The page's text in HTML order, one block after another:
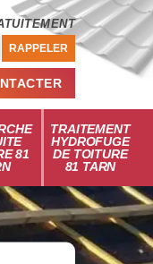
81
TRAITEMENT
HYDROFUGE
DE TOITURE
81 TARN